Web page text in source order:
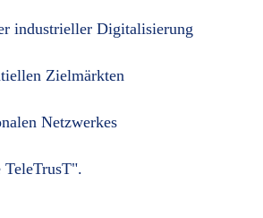
industrieller Digitalisierung
Zielmärkten
Netzwerkes
TeleTrusT".